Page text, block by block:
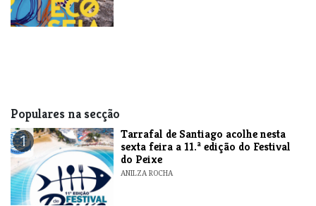
Populares na secção
1
Tarrafal de Santiago acolhe nesta
sexta feira a 11.ª edição do Festival
do Peixe
ANILZA ROCHA